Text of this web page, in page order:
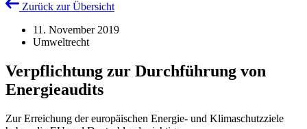
Zurück zur Übersicht
11. November 2019
Umweltrecht
Verpflichtung zur Durchführung von
Energieaudits
Zur Erreichung der europäischen Energie- und Klimaschutzziele